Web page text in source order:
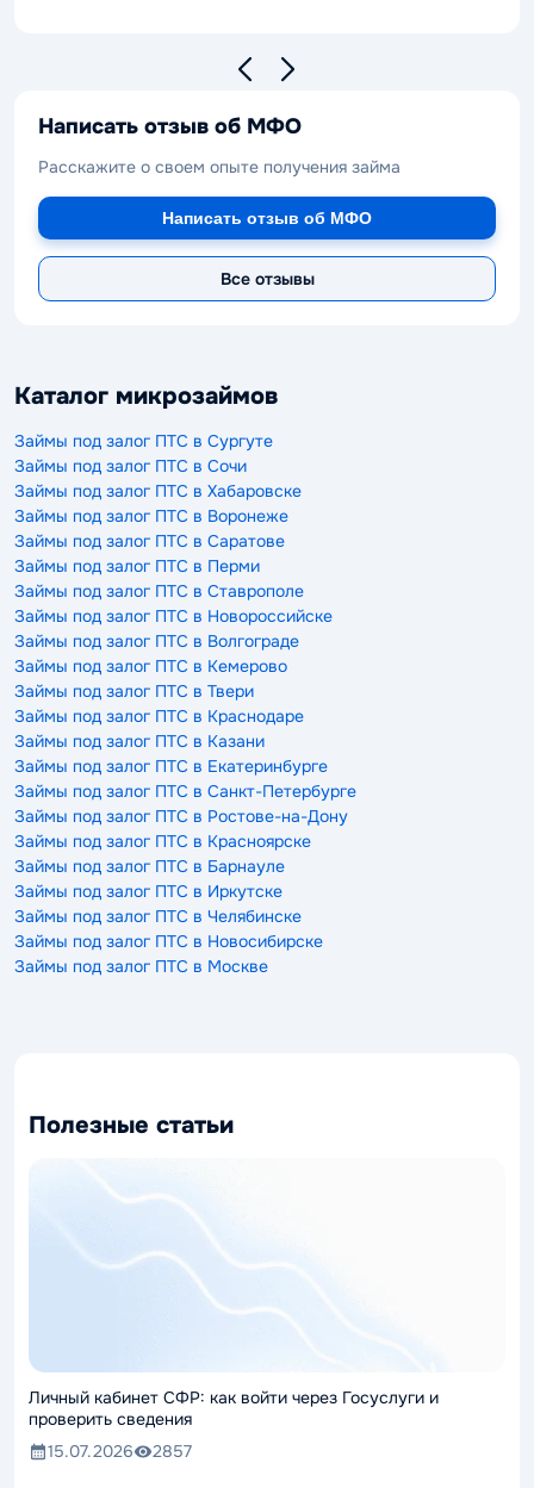
Написать отзыв об МФО
Расскажите о своем опыте получения займа
Написать отзыв об МФО
Все отзывы
Каталог микрозаймов
Займы под залог ПТС в Сургуте
Займы под залог ПТС в Сочи
Займы под залог ПТС в Хабаровске
Займы под залог ПТС в Воронеже
Займы под залог ПТС в Саратове
Займы под залог ПТС в Перми
Займы под залог ПТС в Ставрополе
Займы под залог ПТС в Новороссийске
Займы под залог ПТС в Волгограде
Займы под залог ПТС в Кемерово
Займы под залог ПТС в Твери
Займы под залог ПТС в Краснодаре
Займы под залог ПТС в Казани
Займы под залог ПТС в Екатеринбурге
Займы под залог ПТС в Санкт-Петербурге
Займы под залог ПТС в Ростове-на-Дону
Займы под залог ПТС в Красноярске
Займы под залог ПТС в Барнауле
Займы под залог ПТС в Иркутске
Займы под залог ПТС в Челябинске
Займы под залог ПТС в Новосибирске
Займы под залог ПТС в Москве
Полезные статьи
Личный кабинет СФР: как войти через Госуслуги и
проверить сведения
15.07.2026
2857